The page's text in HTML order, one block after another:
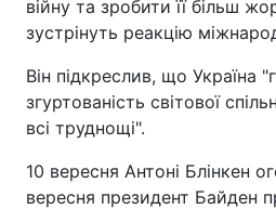
війну та зробити її більш
зустрінуть реакцію
Він підкреслив, що Україна
згуртованість світової
всі труднощі".
10 вересня Антоні Блінкен
вересня президент Байден